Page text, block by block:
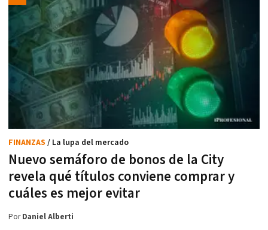
Nuevo semáforo de bonos de la City
revela qué títulos conviene comprar y
cuáles es mejor evitar
FINANZAS / La lupa del mercado
PorDaniel Alberti